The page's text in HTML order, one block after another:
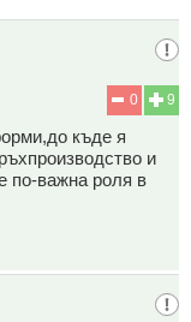
9
0
къде я
и
по-важна роля в